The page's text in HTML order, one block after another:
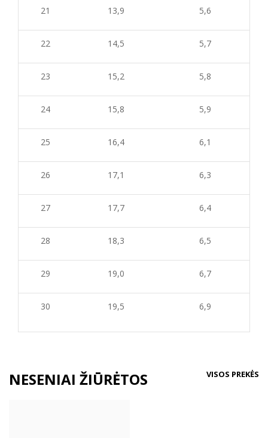
21 13,9 5,6
22 14,5 5,7
23 15,2 5,8
24 15,8 5,9
25 16,4 6,1
26 17,1 6,3
27 17,7 6,4
28 18,3 6,5
29 19,0 6,7
30 19,5 6,9
NESENIAI ŽIŪRĖTOS VISOS PREKĖS